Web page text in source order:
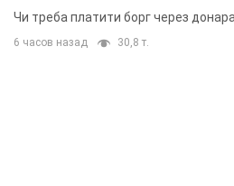
неочікуване рішення
Чи треба платити борг через
6 часов назад 30,8 т.